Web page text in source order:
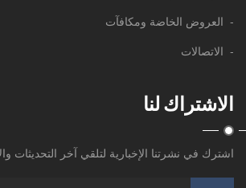
- العروض الخاضة ومكافآت
- الاتصالات
الاشتراك لنا
اشترك في نشرتنا الإخبارية لتلقي آخر التحديثات